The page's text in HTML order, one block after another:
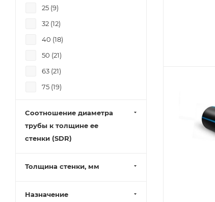
25 (9)
32 (12)
40 (18)
50 (21)
63 (21)
75 (19)
125 (
160 (20)
200 (20)
Cоотношение диаметра
трубы к толщине ее
стенки (SDR)
Толщина стенки, мм
Назначение